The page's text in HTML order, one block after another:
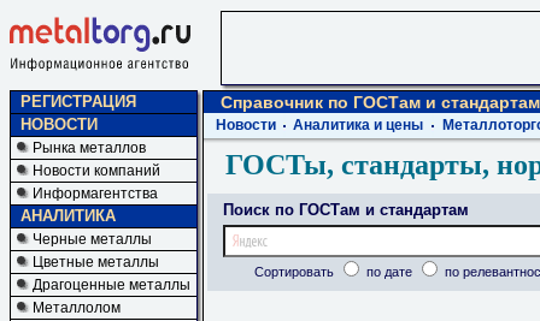
РЕГИСТРАЦИЯ
НОВОСТИ
Рынка металлов
Новости компаний
Информагентства
АНАЛИТИКА
Черные металлы
Цветные металлы
Драгоценные металлы
Металлолом
Справочник по ГОСТам и стандартам
Новости Аналитика и цены
ГОСТы, стандарты,
Поиск по ГОСТам и стандартам
Сортировать по дате по